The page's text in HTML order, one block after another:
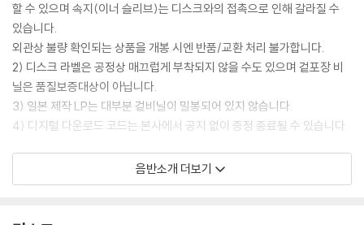
할 수 있으며 속지(이너 슬리브)는 디스크와의 접촉으로 인해 갈라질 수
있습니다.
외관상 불량 확인되는 상품을 개봉 시엔 반품/교환 처리 불가합니다.
2) 디스크 라벨은 공정상 매끄럽게 부착되지 않을 수도 있으며 겉포장 비
닐은 품질보증대상이 아닙니다.
3) 일본 제작 LP는 대부분 겉비닐이 밀봉되어 있지 않습니다.
4) 디지털 다운로드 코드는 본사에서 공지 없이 증정 종료될 수 있습니다.
1) 침압 조절 기능이 없는 턴테이블을 사용하시는 경우, (주로 올인원 형태
음반소개 더보기